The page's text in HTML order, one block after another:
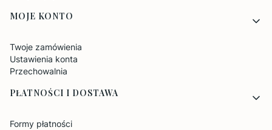
MOJE KONTO
Twoje zamówienia
Ustawienia konta
Przechowalnia
PŁATNOŚCI I DOSTAWA
Formy płatności